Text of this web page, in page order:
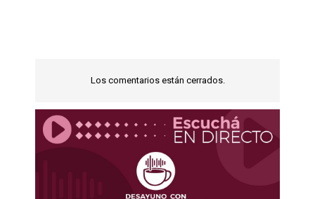
Los comentarios están cerrados.